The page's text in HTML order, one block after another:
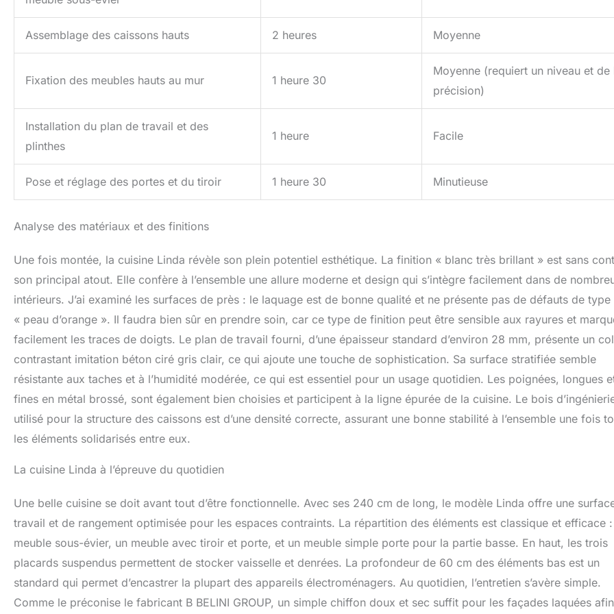
Assemblage des caissons hauts 2 heures Moyenne
Fixation des meubles hauts au mur 1 heure 30
Moyenne (requiert un niveau et de
précision)
Installation du plan de travail et des
plinthes
1 heure Facile
Pose et réglage des portes et du tiroir 1 heure 30 Minutieuse
Analyse des matériaux et des finitions
Une fois montée, la cuisine Linda révèle son plein potentiel esthétique. La finition « blanc très brillant » est sans
son principal atout. Elle confère à l’ensemble une allure moderne et design qui s’intègre facilement dans de
intérieurs. J’ai examiné les surfaces de près : le laquage est de bonne qualité et ne présente pas de défauts de type
« peau d’orange ». Il faudra bien sûr en prendre soin, car ce type de finition peut être sensible aux rayures et
facilement les traces de doigts. Le plan de travail fourni, d’une épaisseur standard d’environ 28 mm, présente un
contrastant imitation béton ciré gris clair, ce qui ajoute une touche de sophistication. Sa surface stratifiée semble
résistante aux taches et à l’humidité modérée, ce qui est essentiel pour un usage quotidien. Les poignées, longues
fines en métal brossé, sont également bien choisies et participent à la ligne épurée de la cuisine. Le bois
utilisé pour la structure des caissons est d’une densité correcte, assurant une bonne stabilité à l’ensemble une fois
les éléments solidarisés entre eux.
La cuisine Linda à l’épreuve du quotidien
Une belle cuisine se doit avant tout d’être fonctionnelle. Avec ses 240 cm de long, le modèle Linda offre une
travail et de rangement optimisée pour les espaces contraints. La répartition des éléments est classique et efficace
meuble sous-évier, un meuble avec tiroir et porte, et un meuble simple porte pour la partie basse. En haut, les trois
placards suspendus permettent de stocker vaisselle et denrées. La profondeur de 60 cm des éléments bas est un
standard qui permet d’encastrer la plupart des appareils électroménagers. Au quotidien, l’entretien s’avère simple.
Comme le préconise le fabricant B BELINI GROUP, un simple chiffon doux et sec suffit pour les façades laquées